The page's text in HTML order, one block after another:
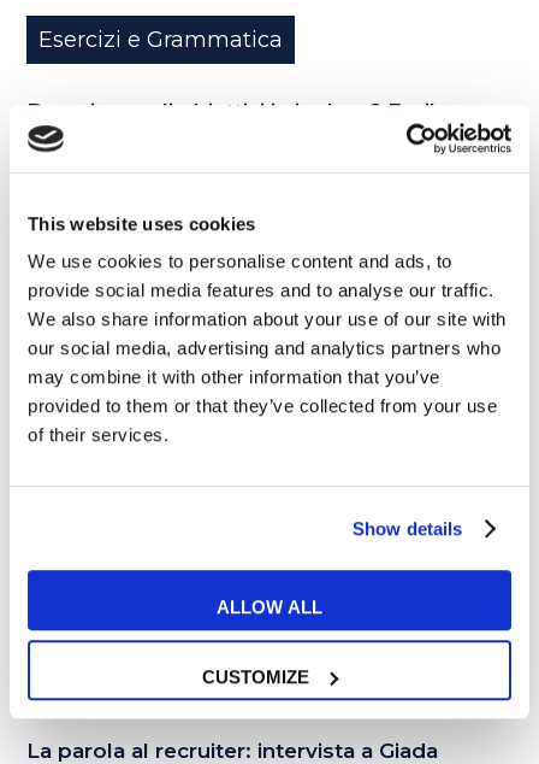
This website uses cookies
We use cookies to personalise content and ads, to
provide social media features and to analyse our traffic.
We also share information about your use of our site with
our social media, advertising and analytics partners who
may combine it with other information that you’ve
provided to them or that they’ve collected from your use
of their services.
Show details
ALLOW ALL
CUSTOMIZE
Esercizi e Grammatica
Descrivere gli obiettivi in inglese? Facile, con
il condizionale!
04
NOV
Esercizi e Grammatica
La parola al recruiter: intervista a Giada